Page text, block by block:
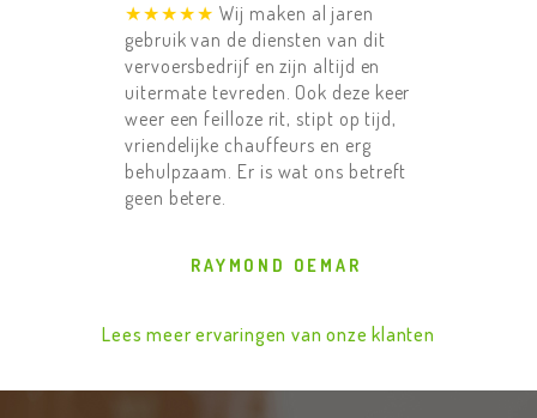
★★★★★ Wij maken al jaren
gebruik van de diensten van dit
vervoersbedrijf en zijn altijd en
uitermate tevreden. Ook deze keer
weer een feilloze rit, stipt op tijd,
vriendelijke chauffeurs en erg
behulpzaam. Er is wat ons betreft
geen betere.
RAYMOND OEMAR
Lees meer ervaringen van onze klanten